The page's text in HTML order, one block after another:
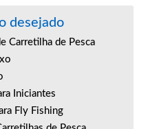
desejado
Carretilha de Pesca
Iniciantes
Fly Fishing